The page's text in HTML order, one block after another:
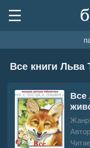
Все книги Льва
Все
Жанр: